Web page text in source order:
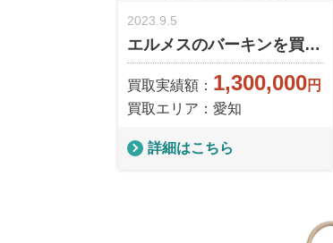
2023.9.5
エルメスのバーキンを買…
買取実績額： 1,300,000円
買取エリア：愛知
詳細はこちら